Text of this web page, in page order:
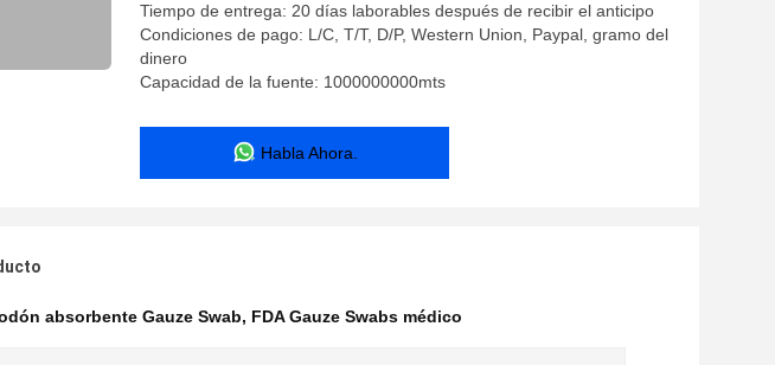
Tiempo de entrega: 20 días laborables después de recibir el anticipo
Condiciones de pago: L/C, T/T, D/P, Western Union, Paypal, gramo del
dinero
Capacidad de la fuente: 1000000000mts
Habla Ahora.
absorbente Gauze Swab, FDA Gauze Swabs médico